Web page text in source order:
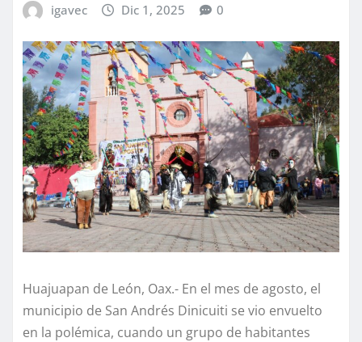
igavec Dic 1, 2025 0
Huajuapan de León, Oax.- En el mes de agosto, el
municipio de San Andrés Dinicuiti se vio envuelto
en la polémica, cuando un grupo de habitantes